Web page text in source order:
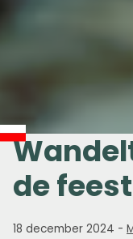
de
18 december 2024 -